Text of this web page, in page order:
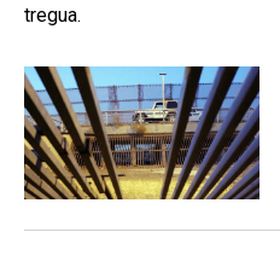
tregua.